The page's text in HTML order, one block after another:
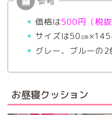
価格は500円（税抜
サイズは50㎝×145
グレー、ブルーの2
お昼寝クッション